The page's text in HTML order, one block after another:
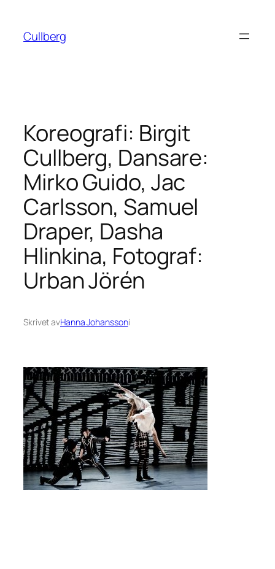
innehåll
Cullberg
Koreografi: Birgit
Cullberg, Dansare:
Mirko Guido, Jac
Carlsson, Samuel
Draper, Dasha
Hlinkina, Fotograf:
Urban Jörén
Skrivet avHanna Johanssoni